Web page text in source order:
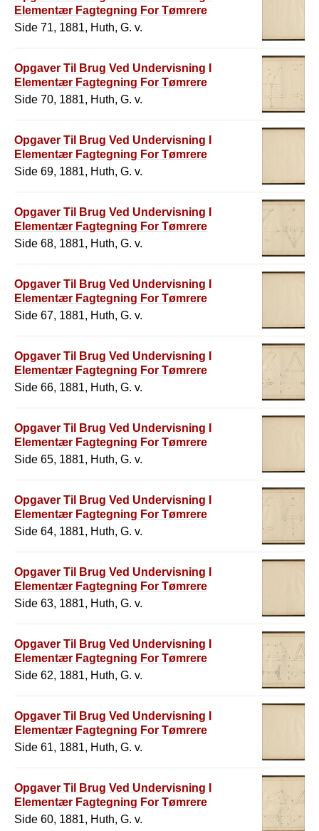
Elementær Fagtegning For Tømrere
Side 71, 1881, Huth, G. v.
Opgaver Til Brug Ved Undervisning I
Elementær Fagtegning For Tømrere
Side 70, 1881, Huth, G. v.
Opgaver Til Brug Ved Undervisning I
Elementær Fagtegning For Tømrere
Side 69, 1881, Huth, G. v.
Opgaver Til Brug Ved Undervisning I
Elementær Fagtegning For Tømrere
Side 68, 1881, Huth, G. v.
Opgaver Til Brug Ved Undervisning I
Elementær Fagtegning For Tømrere
Side 67, 1881, Huth, G. v.
Opgaver Til Brug Ved Undervisning I
Elementær Fagtegning For Tømrere
Side 66, 1881, Huth, G. v.
Opgaver Til Brug Ved Undervisning I
Elementær Fagtegning For Tømrere
Side 65, 1881, Huth, G. v.
Opgaver Til Brug Ved Undervisning I
Elementær Fagtegning For Tømrere
Side 64, 1881, Huth, G. v.
Opgaver Til Brug Ved Undervisning I
Elementær Fagtegning For Tømrere
Side 63, 1881, Huth, G. v.
Opgaver Til Brug Ved Undervisning I
Elementær Fagtegning For Tømrere
Side 62, 1881, Huth, G. v.
Opgaver Til Brug Ved Undervisning I
Elementær Fagtegning For Tømrere
Side 61, 1881, Huth, G. v.
Opgaver Til Brug Ved Undervisning I
Elementær Fagtegning For Tømrere
Side 60, 1881, Huth, G. v.